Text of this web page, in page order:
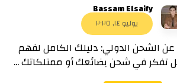
Bassam Elsaify
يوليو ١٤, ٢٠٢٥
عن الشحن الدولي: دليلك الكامل لفهم
تفكر في شحن بضائعك أو ممتلكاتك ...